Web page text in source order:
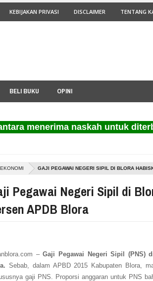
KEBIJAKAN PRIVASI DISCLAIMER TENTANG
BELI BUKU OPINI
menerima naskah untuk
EKONOMI GAJI PEGAWAI NEGERI SIPIL DI BLORA
Pegawai Negeri Sipil di
APDB Blora
–Gaji Pegawai Negeri Sipil (PNS)
Sebab, dalam APBD 2015 Kabupaten Blora,
gaji PNS. Proporsi anggaran untuk PNS